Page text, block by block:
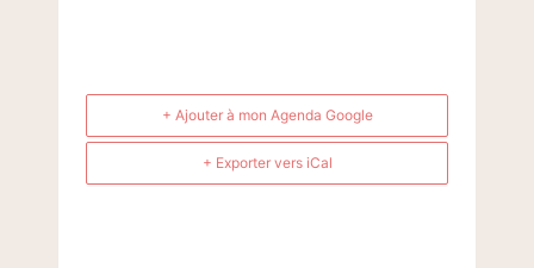
+ Ajouter à mon Agenda Google
+ Exporter vers iCal